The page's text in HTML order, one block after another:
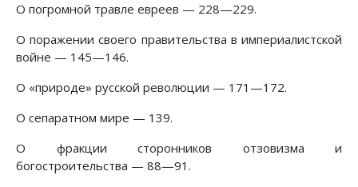
О погромной травле евреев — 228—229.
О поражении своего правительства в империалистской
войне — 145—146.
О «природе» русской революции — 171—172.
О сепаратном мире — 139.
О фракции сторонников отзовизма и
богостроительства — 88—91.